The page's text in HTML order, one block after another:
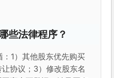
些法律程序？
：1）其他股东优先购买
协议；3）修改股东名